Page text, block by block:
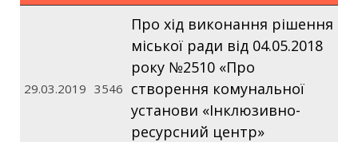
29.03.2019 3546
Про хід виконання рішення
міської ради від 04.05.2018
року №2510 «Про
створення комунальної
установи «Інклюзивно-
ресурсний центр»